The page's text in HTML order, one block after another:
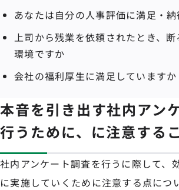
あなたは自分の人事評価に満足・
上司から残業を依頼されたとき、
環境ですか
会社の福利厚生に満足していますか
本音を引き出す社内アン
行うために、に注意する
社内アンケート調査を行うに際して、
に実施していくために注意する点につ